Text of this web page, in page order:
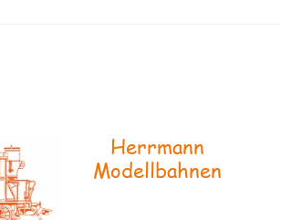
Herrmann
Modellbahnen